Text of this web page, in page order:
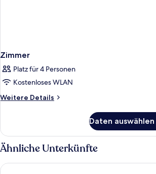
Zimmer
Platz für 4 Personen
Kostenloses WLAN
Weitere Details
Weitere
Daten
Ähnliche Unterkünfte
NALU Latchi Leonardo Limited Edition